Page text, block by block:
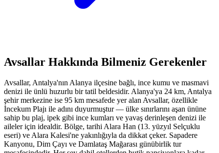
Avsallar Hakkında Bilmeniz Gerekenler
Avsallar, Antalya'nın Alanya ilçesine bağlı, ince kumu ve masmavi
denizi ile ünlü huzurlu bir tatil beldesidir. Alanya'ya 24 km, Antalya
şehir merkezine ise 95 km mesafede yer alan Avsallar, özellikle
İncekum Plajı ile adını duyurmuştur — ülke sınırlarını aşan ününe
sahip bu plaj, ipek gibi ince kumları ve yavaş derinleşen denizi ile
aileler için idealdir. Bölge, tarihi Alara Han (13. yüzyıl Selçuklu
eseri) ve Alara Kalesi'ne yakınlığıyla da dikkat çeker. Sapadere
Kanyonu, Dim Çayı ve Damlataş Mağarası günübirlik tur